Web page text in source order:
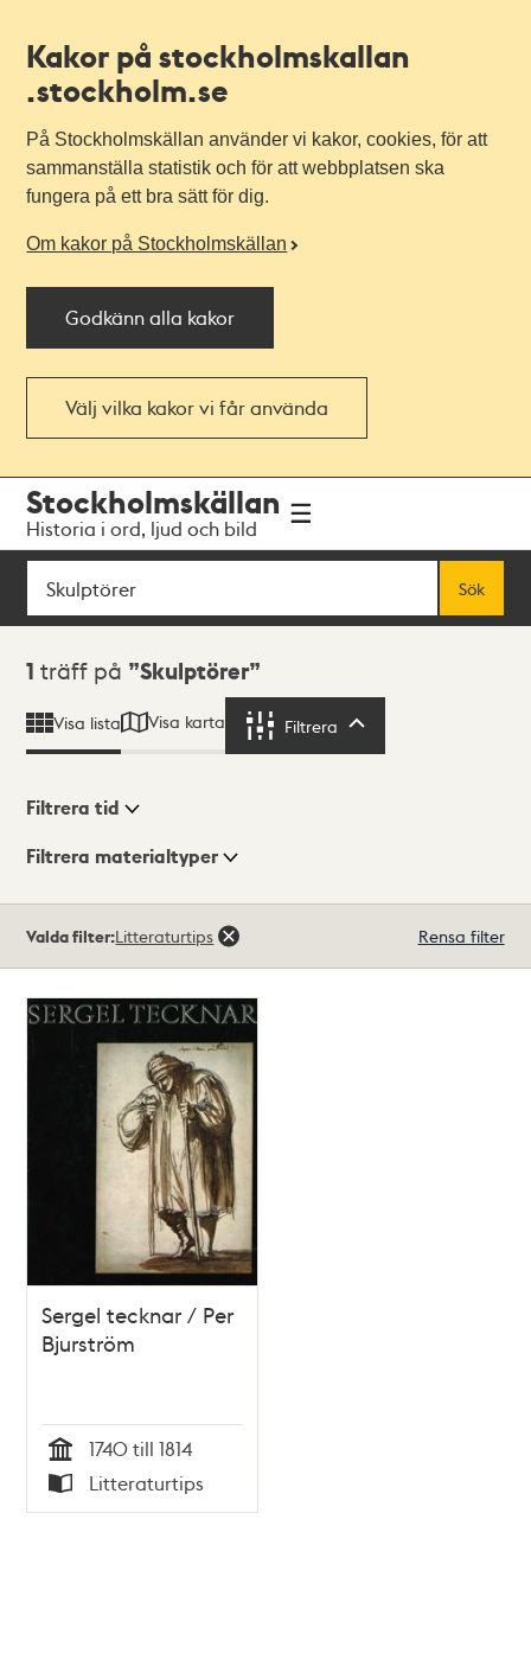
Kakor på stockholmskallan
.stockholm.se
På Stockholmskällan använder vi kakor, cookies, för att
sammanställa statistik och för att webbplatsen ska
fungera på ett bra sätt för dig.
Om kakor på Stockholmskällan
Godkänn alla kakor
Välj vilka kakor vi får använda
navigationen
huvudinnehållet
Stockholmskällan
Historia i ord, ljud och bild
Sök
Sök
Sökresultat
1 träff på Skulptörer
Visa lista Visa karta Filtrera
Visningsläge
Filtrera tid
Filtrera materialtyper
träffar
Valda filter:Litteraturtips Rensa filter
Sergel tecknar / Per
Bjurström
Tid
1740 till 1814
Typ
Litteraturtips